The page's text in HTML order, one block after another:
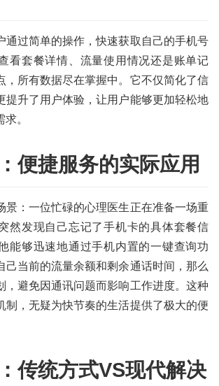
通过简单的操作，快速获取自己的手机号
看套餐详情、流量使用情况还是账单记
，所有数据尽在掌握中。它不仅简化了信
提升了用户体验，让用户能够更加轻松地
。
便捷服务的实际应用
景：一位忙碌的心理医生正在准备一场重
然发现自己忘记了手机卡的具体套餐信
能够迅速地通过手机内置的一键查询功
己当前的流量余额和剩余通话时间，那么
，避免因通讯问题而影响工作进度。这种
制，无疑为快节奏的生活提供了极大的便
传统方式VS现代解决